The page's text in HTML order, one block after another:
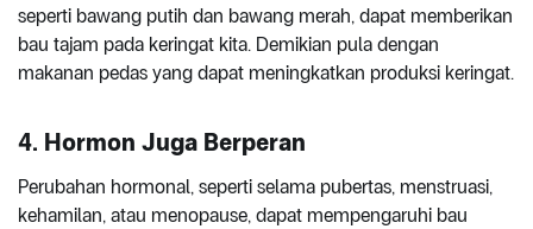
seperti bawang putih dan bawang merah, dapat memberikan
bau tajam pada keringat kita. Demikian pula dengan
makanan pedas yang dapat meningkatkan produksi keringat.
4. Hormon Juga Berperan
Perubahan hormonal, seperti selama pubertas, menstruasi,
kehamilan, atau menopause, dapat mempengaruhi bau